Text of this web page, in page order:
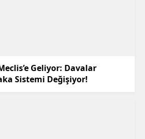
Geliyor: Davalar
Sistemi Değişiyor!